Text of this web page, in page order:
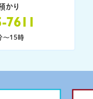
かり
7611
〜15時